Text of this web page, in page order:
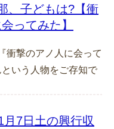
、子どもは?【衝
ってみた】
衝撃のアノ人に会って
いう人物をご存知で
7日土の興行収